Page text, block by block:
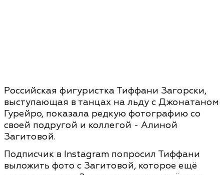
Российская фигуристка Тиффани Загорски,
выступающая в танцах на льду с Джонатаном
Гурейро, показала редкую фотографию со
своей подругой и коллегой - Алиной
Загитовой.
Подписчик в Instagram попросил Тиффани
выложить фото с Загитовой, которое ещё